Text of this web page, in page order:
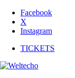
Facebook
X
Instagram
TICKETS